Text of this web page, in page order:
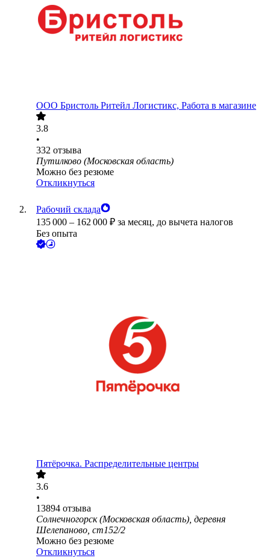
ООО Бристоль Ритейл Логистикс, Работа в магазине
3.8
•
332 отзыва
Путилково (Московская область)
Можно без резюме
Откликнуться
Рабочий склада
135 000 – 162 000 ₽ за месяц, до вычета налогов
Без опыта
Пятёрочка. Распределительные центры
3.6
•
13894 отзыва
Солнечногорск (Московская область), деревня
Шелепаново, ст152/2
Можно без резюме
Откликнуться